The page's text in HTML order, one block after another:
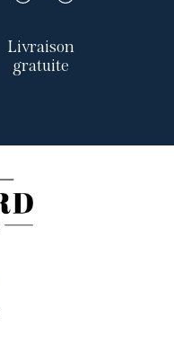
Livraison
gratuite